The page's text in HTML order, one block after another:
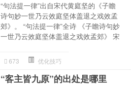
“句法提一律”出自宋代黄庭坚的《子瞻
诗句妙一世乃云效庭坚体盖退之戏效孟
郊》。 “句法提一律”全诗 《子瞻诗句妙
一世乃云效庭坚体盖退之戏效孟郊》 宋
673 优化技巧
“客主皆九原”的出处是哪里